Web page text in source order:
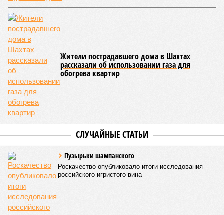
Жители пострадавшего дома в Шахтах
рассказали об использовании газа для
обогрева квартир
СЛУЧАЙНЫЕ СТАТЬИ
Пузырьки шампанского
Роскачество опубликовало итоги исследования
российского игристого вина